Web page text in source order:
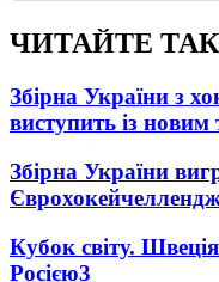
ЧИТАЙТЕ
Збірна України з
виступить із новим
Збірна України
Кубок світу.
Росією3